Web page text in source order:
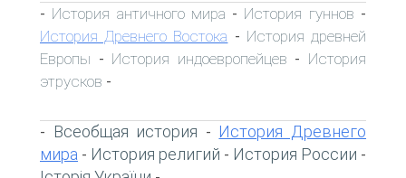
- История античного мира - История гуннов -
История Древнего Востока - История древней
Европы - История индоевропейцев - История
этрусков -
- Всеобщая история - История Древнего
мира - История религий - История России -